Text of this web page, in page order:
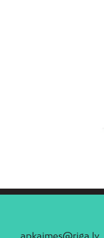
apkaimes@riga.lv